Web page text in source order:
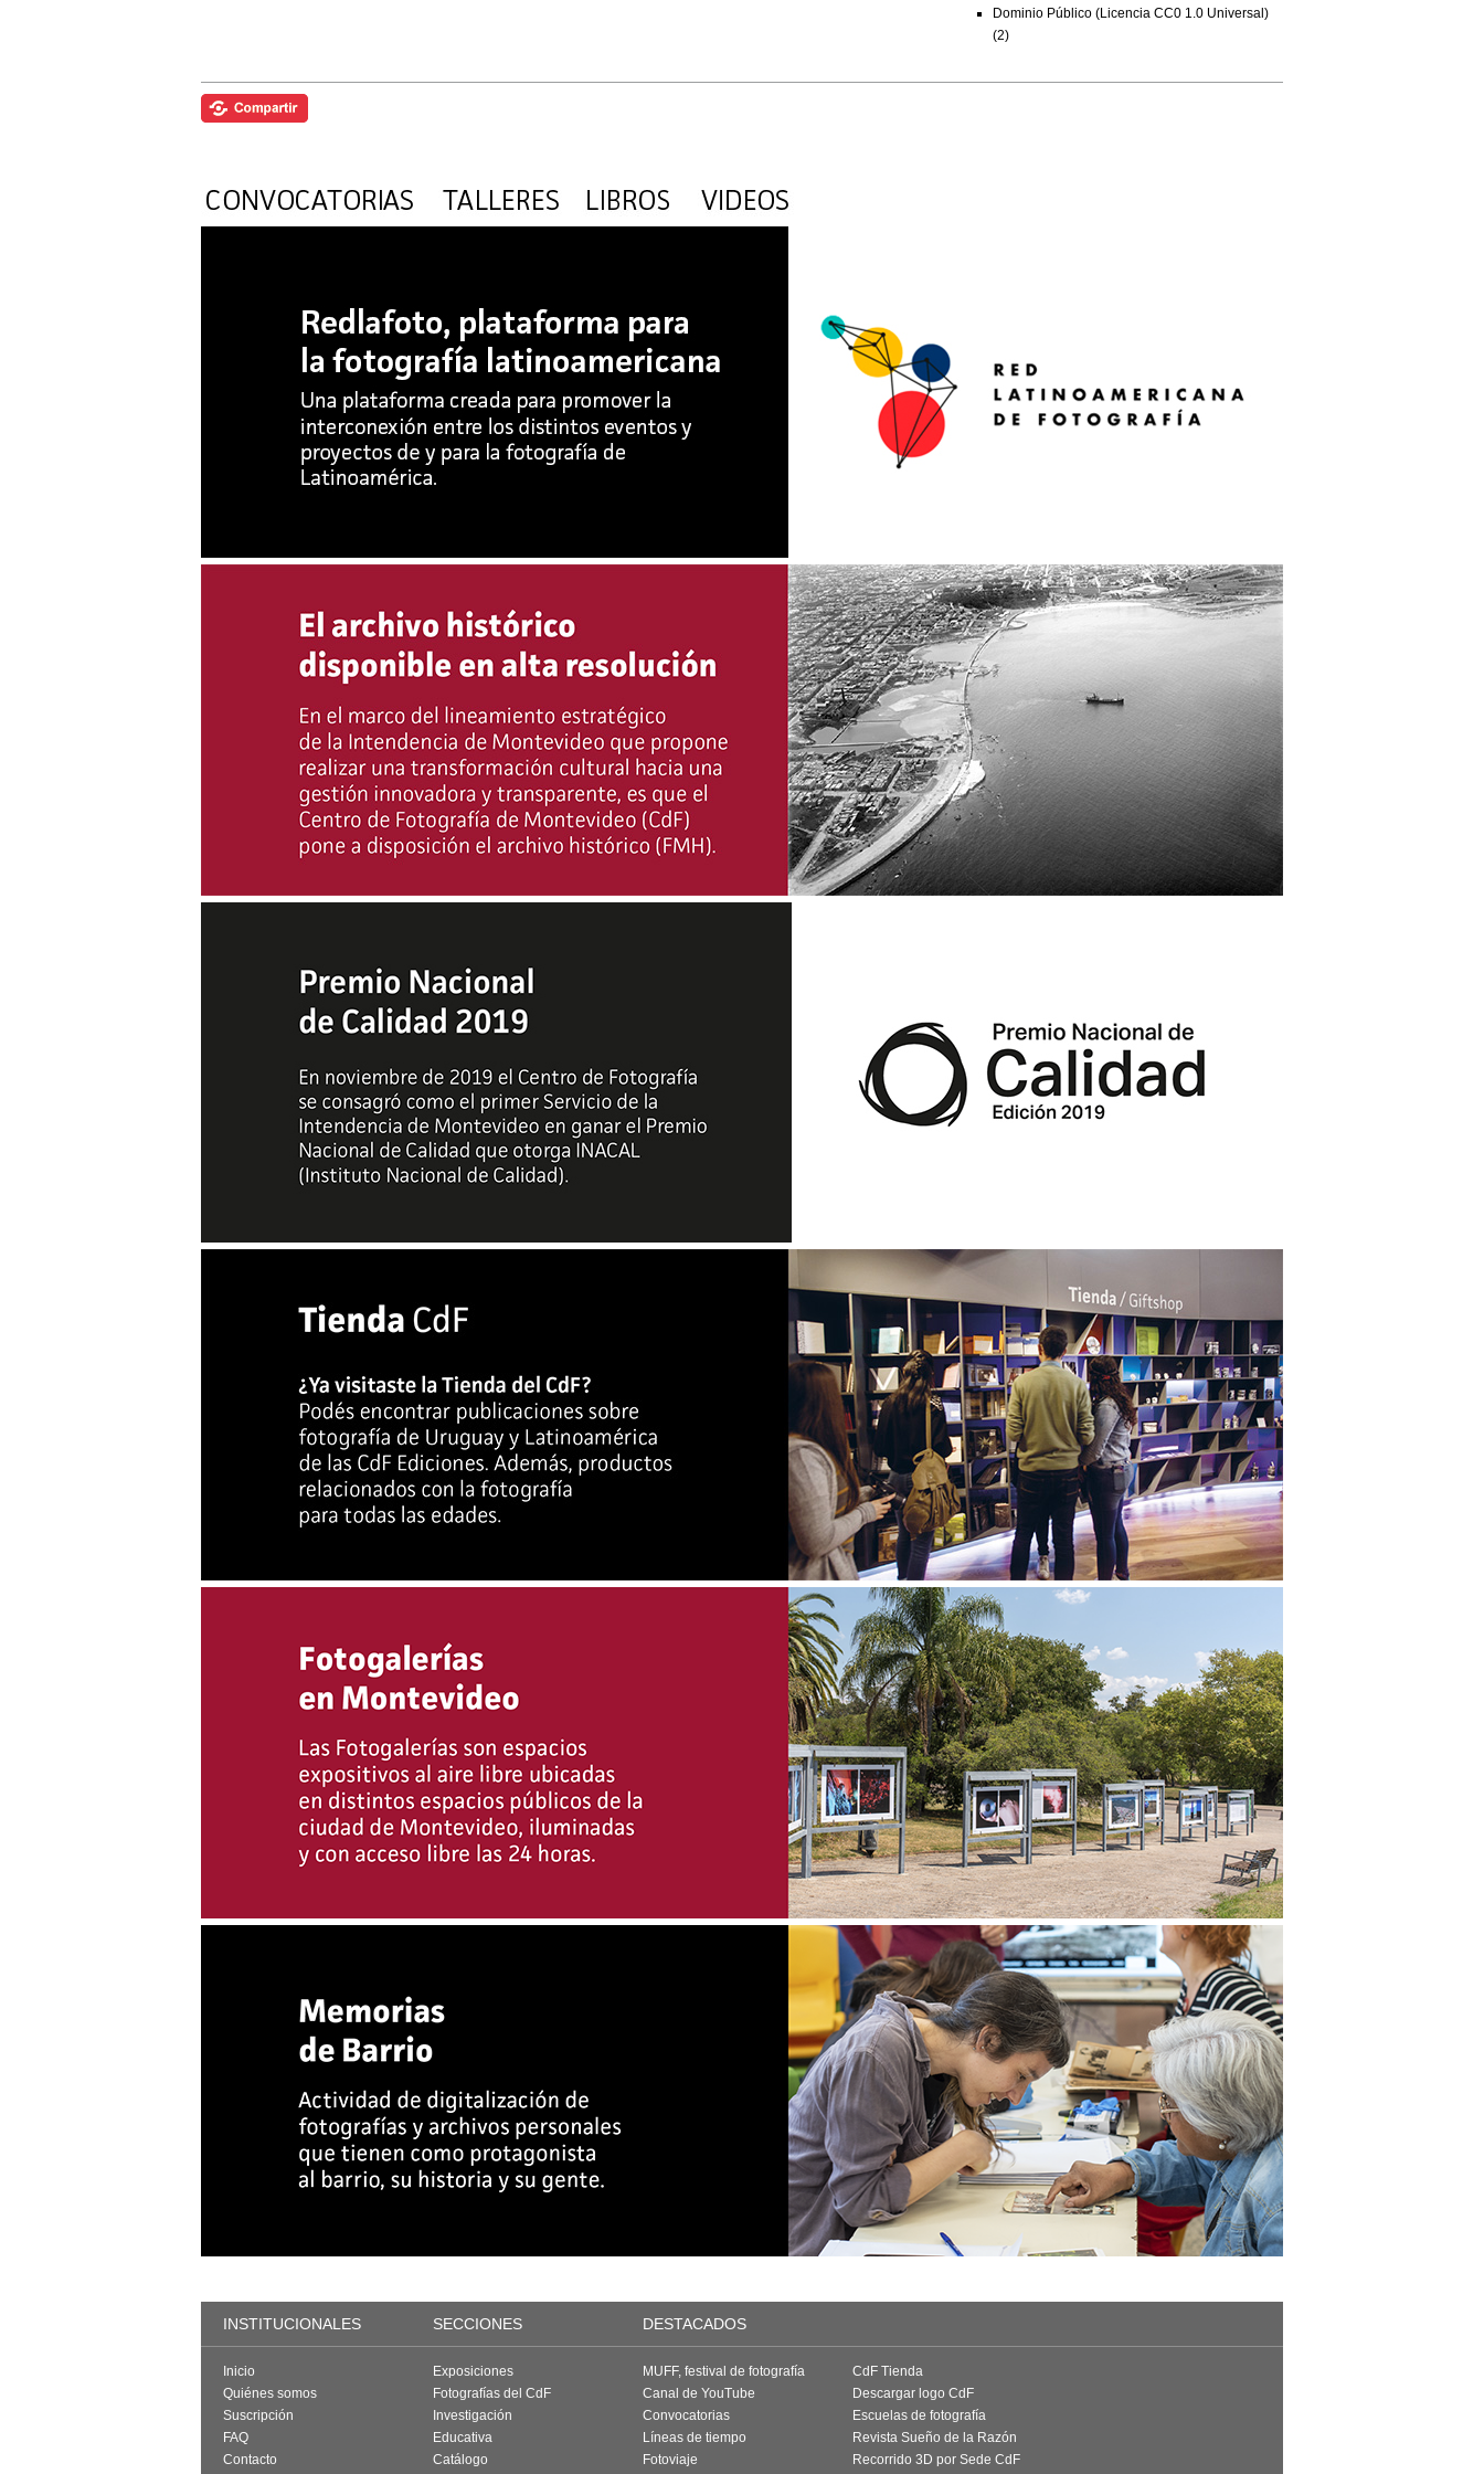
Dominio Público (Licencia CC0 1.0 Universal)
(2)
INSTITUCIONALES SECCIONES DESTACADOS
Inicio
Quiénes somos
Suscripción
FAQ
Contacto
Exposiciones
Fotografías del CdF
Investigación
Educativa
Catálogo
MUFF, festival de fotografía
Canal de YouTube
Convocatorias
Líneas de tiempo
Fotoviaje
CdF Tienda
Descargar logo CdF
Escuelas de fotografía
Revista Sueño de la Razón
Recorrido 3D por Sede CdF